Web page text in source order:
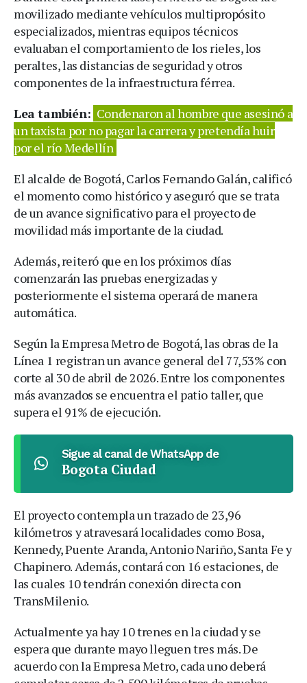
movilizado mediante vehículos multipropósito
especializados, mientras equipos técnicos
evaluaban el comportamiento de los rieles, los
peraltes, las distancias de seguridad y otros
componentes de la infraestructura férrea.
Lea también: Condenaron al hombre que asesinó a
un taxista por no pagar la carrera y pretendía huir
por el río Medellín
El alcalde de Bogotá, Carlos Fernando Galán, calificó
el momento como histórico y aseguró que se trata
de un avance significativo para el proyecto de
movilidad más importante de la ciudad.
Además, reiteró que en los próximos días
comenzarán las pruebas energizadas y
posteriormente el sistema operará de manera
automática.
Según la Empresa Metro de Bogotá, las obras de la
Línea 1 registran un avance general del 77,53% con
corte al 30 de abril de 2026. Entre los componentes
más avanzados se encuentra el patio taller, que
supera el 91% de ejecución.
Sigue al canal de WhatsApp de
Bogota Ciudad
El proyecto contempla un trazado de 23,96
kilómetros y atravesará localidades como Bosa,
Kennedy, Puente Aranda, Antonio Nariño, Santa Fe y
Chapinero. Además, contará con 16 estaciones, de
las cuales 10 tendrán conexión directa con
TransMilenio.
Actualmente ya hay 10 trenes en la ciudad y se
espera que durante mayo lleguen tres más. De
acuerdo con la Empresa Metro, cada uno deberá